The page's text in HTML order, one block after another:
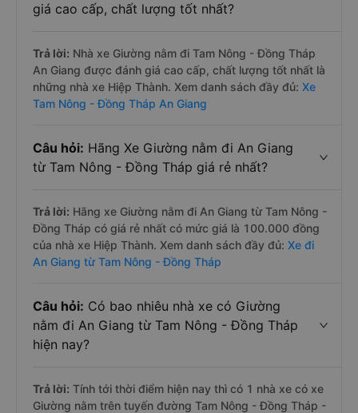
giá cao cấp, chất lượng tốt nhất?
Trả lời: Nhà xe Giường nằm đi Tam Nông - Đồng Tháp
An Giang được đánh giá cao cấp, chất lượng tốt nhất là
những nhà xe Hiệp Thành. Xem danh sách đầy đủ: Xe
Tam Nông - Đồng Tháp An Giang
Câu hỏi: Hãng Xe Giường nằm đi An Giang
từ Tam Nông - Đồng Tháp giá rẻ nhất?
Trả lời: Hãng xe Giường nằm đi An Giang từ Tam Nông -
Đồng Tháp có giá rẻ nhất có mức giá là 100.000 đồng
của nhà xe Hiệp Thành. Xem danh sách đầy đủ: Xe đi
An Giang từ Tam Nông - Đồng Tháp
Câu hỏi: Có bao nhiêu nhà xe có Giường
nằm đi An Giang từ Tam Nông - Đồng Tháp
hiện nay?
Trả lời: Tính tới thời điểm hiện nay thì có 1 nhà xe có xe
Giường nằm trên tuyến đường Tam Nông - Đồng Tháp -